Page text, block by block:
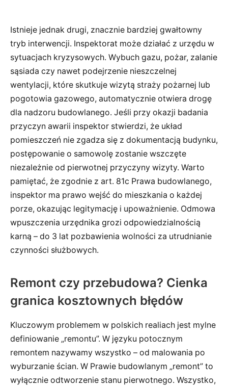
Istnieje jednak drugi, znacznie bardziej gwałtowny
tryb interwencji. Inspektorat może działać z urzędu w
sytuacjach kryzysowych. Wybuch gazu, pożar, zalanie
sąsiada czy nawet podejrzenie nieszczelnej
wentylacji, które skutkuje wizytą straży pożarnej lub
pogotowia gazowego, automatycznie otwiera drogę
dla nadzoru budowlanego. Jeśli przy okazji badania
przyczyn awarii inspektor stwierdzi, że układ
pomieszczeń nie zgadza się z dokumentacją budynku,
postępowanie o samowolę zostanie wszczęte
niezależnie od pierwotnej przyczyny wizyty. Warto
pamiętać, że zgodnie z art. 81c Prawa budowlanego,
inspektor ma prawo wejść do mieszkania o każdej
porze, okazując legitymację i upoważnienie. Odmowa
wpuszczenia urzędnika grozi odpowiedzialnością
karną – do 3 lat pozbawienia wolności za utrudnianie
czynności służbowych.
Remont czy przebudowa? Cienka
granica kosztownych błędów
Kluczowym problemem w polskich realiach jest mylne
definiowanie „remontu”. W języku potocznym
remontem nazywamy wszystko – od malowania po
wyburzanie ścian. W Prawie budowlanym „remont” to
wyłącznie odtworzenie stanu pierwotnego. Wszystko,